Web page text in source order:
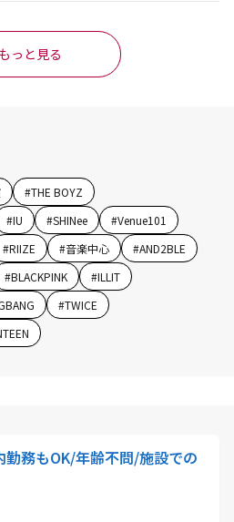
もっと見る
#THE BOYZ
#IU #SHINee #Venue101
#RIIZE #音楽中心 #AND2BLE
#BLACKPINK #ILLIT
#TWICE
務もOK/年齢不問/施設での